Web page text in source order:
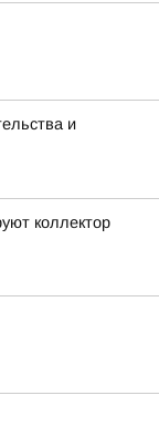
и
коллектор